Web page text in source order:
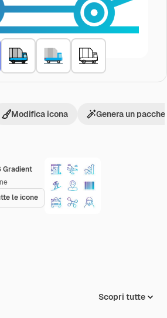
Gradient
le icone
Modifica icona Genera un
Scopri tutte